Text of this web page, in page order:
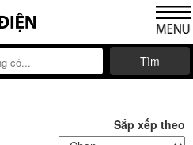
Tìm
Sắp xếp theo